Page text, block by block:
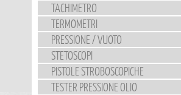
TACHIMETRO
TERMOMETRI
PRESSIONE / VUOTO
STETOSCOPI
PISTOLE STROBOSCOPICHE
TESTER PRESSIONE OLIO